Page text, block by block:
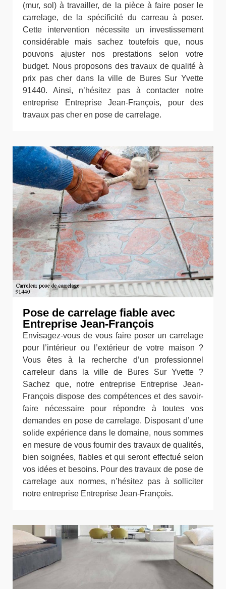
(mur, sol) à travailler, de la pièce à faire poser le
carrelage, de la spécificité du carreau à poser.
Cette intervention nécessite un investissement
considérable mais sachez toutefois que, nous
pouvons ajuster nos prestations selon votre
budget. Nous proposons des travaux de qualité à
prix pas cher dans la ville de Bures Sur Yvette
91440. Ainsi, n’hésitez pas à contacter notre
entreprise Entreprise Jean-François, pour des
travaux pas cher en pose de carrelage.
Pose de carrelage fiable avec
Entreprise Jean-François
Envisagez-vous de vous faire poser un carrelage
pour l’intérieur ou l’extérieur de votre maison ?
Vous êtes à la recherche d’un professionnel
carreleur dans la ville de Bures Sur Yvette ?
Sachez que, notre entreprise Entreprise Jean-
François dispose des compétences et des savoir-
faire nécessaire pour répondre à toutes vos
demandes en pose de carrelage. Disposant d’une
solide expérience dans le domaine, nous sommes
en mesure de vous fournir des travaux de qualités,
bien soignées, fiables et qui seront effectué selon
vos idées et besoins. Pour des travaux de pose de
carrelage aux normes, n’hésitez pas à solliciter
notre entreprise Entreprise Jean-François.